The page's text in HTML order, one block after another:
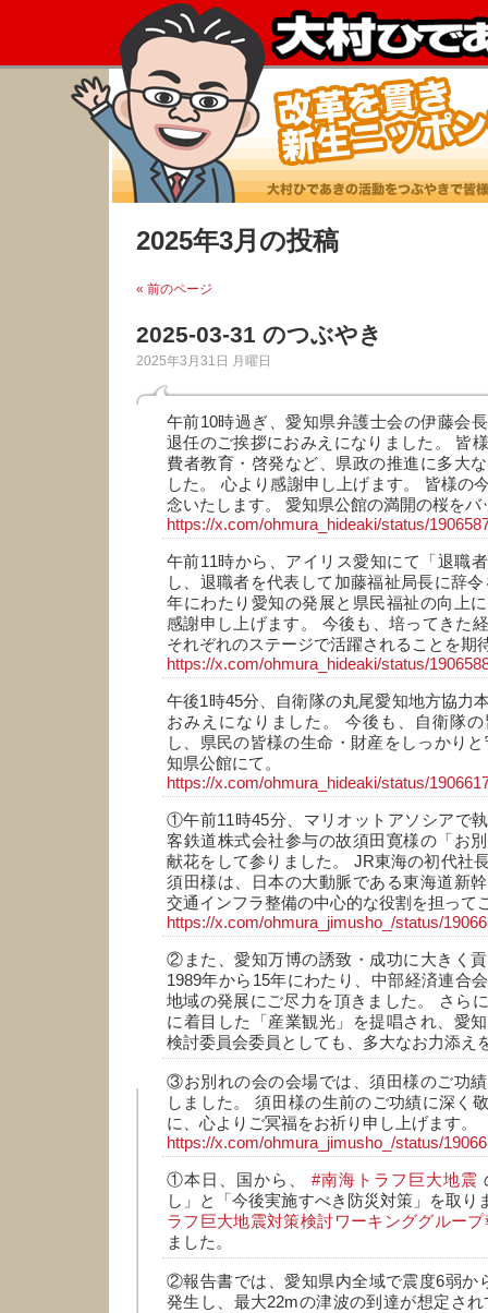
2025年3月の投稿
« 前のページ
2025-03-31 のつぶやき
2025年3月31日 月曜日
午前10時過ぎ、愛知県弁護士会の伊藤会
退任のご挨拶におみえになりました。 皆
費者教育・啓発など、県政の推進に多大
した。 心より感謝申し上げます。 皆様の
念いたします。 愛知県公館の満開の桜をバ
https://x.com/ohmura_hideaki/status/
午前11時から、アイリス愛知にて「退職
し、退職者を代表して加藤福祉局長に辞
年にわたり愛知の発展と県民福祉の向上
感謝申し上げます。 今後も、培ってきた
それぞれのステージで活躍されることを期
https://x.com/ohmura_hideaki/status/
午後1時45分、自衛隊の丸尾愛知地方協力
おみえになりました。 今後も、自衛隊
し、県民の皆様の生命・財産をしっかり
知県公館にて。
https://x.com/ohmura_hideaki/status/
①午前11時45分、マリオットアソシアで
客鉄道株式会社参与の故須田寛様の「お
献花をして参りました。 JR東海の初代社
須田様は、日本の大動脈である東海道新
交通インフラ整備の中心的な役割を担って
https://x.com/ohmura_jimusho_/status/
②また、愛知万博の誘致・成功に大きく
1989年から15年にわたり、中部経済連合
地域の発展にご尽力を頂きました。 さら
に着目した「産業観光」を提唱され、愛
検討委員会委員としても、多大なお力添え
③お別れの会の会場では、須田様のご功
しました。 須田様の生前のご功績に深く
に、心よりご冥福をお祈り申し上げます。
https://x.com/ohmura_jimusho_/status/
①本日、国から、 #南海トラフ巨大地震
し」と「今後実施すべき防災対策」を取り
ラフ巨大地震対策検討ワーキンググルー
ました。
②報告書では、愛知県内全域で震度6弱か
発生し、最大22mの津波の到達が想定さ